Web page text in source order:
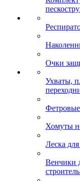
Очки
Ухваты,
Хомуты
Леска
Венчики